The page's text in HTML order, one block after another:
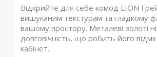
Відкрийте для себе комод LION
вишуканим текстурам та гладкому
вашому простору. Металеві золоті
довговічність, що робить його
кабінет.